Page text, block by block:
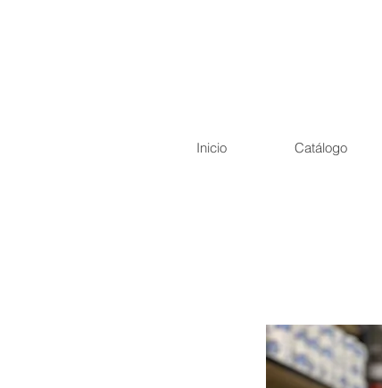
Inicio Catálogo